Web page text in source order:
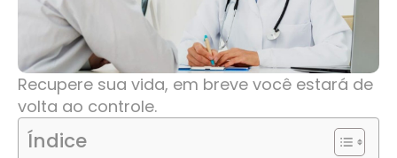
Recupere sua vida, em breve você estará de
volta ao controle.
Índice